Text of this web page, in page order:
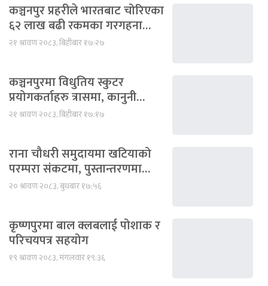
कञ्चनपुर प्रहरीले भारतबाट चोरिएका
६२ लाख बढी रकमका गरगहना…
२१ श्रावण २०८३, बिहीबार १७:२७
कञ्चनपुरमा विधुतिय स्कुटर
प्रयोगकर्ताहरु त्रासमा, कानुनी…
२१ श्रावण २०८३, बिहीबार १७:१७
राना चौधरी समुदायमा खटियाको
परम्परा संकटमा, पुस्तान्तरणमा…
२० श्रावण २०८३, बुधबार १७:५६
कृष्णपुरमा बाल क्लबलाई पोशाक र
परिचयपत्र सहयोग
१९ श्रावण २०८३, मंगलवार १९:३६